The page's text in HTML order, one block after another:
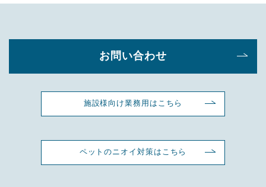
お問い合わせ
施設様向け業務用はこちら
ペットのニオイ対策はこちら